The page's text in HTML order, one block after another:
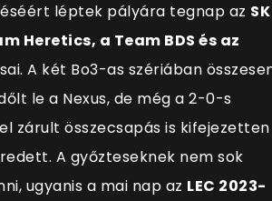
léptek pályára tegnap az SK
Heretics, a Team BDS és az
A két Bo3-as szériában
le a Nexus, de még a 2-0-s
zárult összecsapás is kifejezetten
A győzteseknek nem sok
ugyanis a mai nap az LEC 2023-